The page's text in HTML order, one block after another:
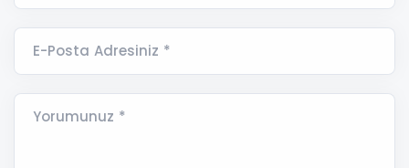
E-Posta Adresiniz *
Yorumunuz *